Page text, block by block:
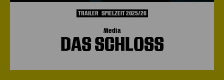
Media
DAS SCHLOSS
TRAILER SPIELZEIT 2025/26